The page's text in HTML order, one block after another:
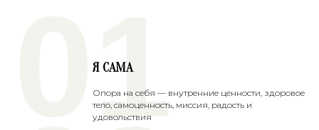
Я САМА
Опора на себя — внутренние ценности, здоровое
тело, самоценность, миссия, радость и
удовольствия
01